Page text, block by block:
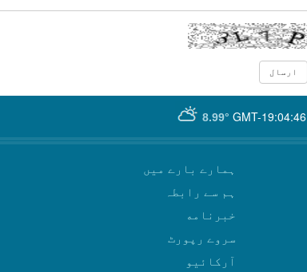
GMT-19:04:46
8.99°
ہمارے بارے میں
ہم سے رابطہ
سروے رپورٹ
آرکائیو